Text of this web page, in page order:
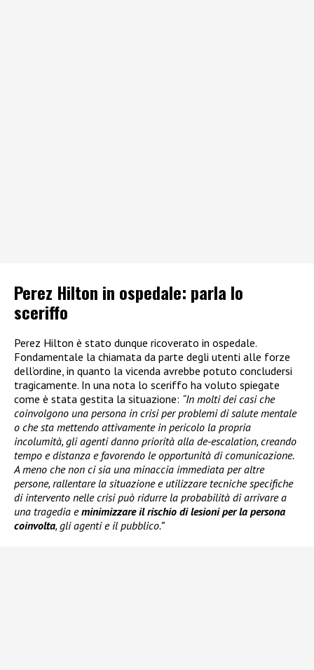
Perez Hilton in ospedale: parla lo
sceriffo
Perez Hilton è stato dunque ricoverato in ospedale.
Fondamentale la chiamata da parte degli utenti alle forze
dell’ordine, in quanto la vicenda avrebbe potuto concludersi
tragicamente. In una nota lo sceriffo ha voluto spiegate
come è stata gestita la situazione: “In molti dei casi che
coinvolgono una persona in crisi per problemi di salute mentale
o che sta mettendo attivamente in pericolo la propria
incolumità, gli agenti danno priorità alla de-escalation, creando
tempo e distanza e favorendo le opportunità di comunicazione.
A meno che non ci sia una minaccia immediata per altre
persone, rallentare la situazione e utilizzare tecniche specifiche
di intervento nelle crisi può ridurre la probabilità di arrivare a
una tragedia eminimizzare il rischio di lesioni per la persona
coinvolta, gli agenti e il pubblico.”